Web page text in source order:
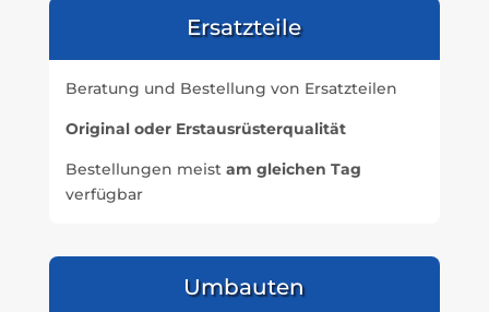
Ersatzteile
Beratung und Bestellung von Ersatzteilen
Original oder Erstausrüsterqualität
Bestellungen meist am gleichen Tag
verfügbar
Umbauten